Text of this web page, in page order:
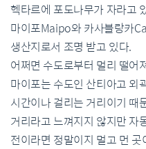
헥타르에 포도나무가 자라고
마이포Maipo와 카사블랑카
생산지로서 조명 받고 있다.
어쩌면 수도로부터 멀리 떨어
마이포는 수도인 산티아고 외
시간이나 걸리는 거리이기 때
거리라고 느껴지지 않지만 자
전이라면 정말이지 멀고 먼